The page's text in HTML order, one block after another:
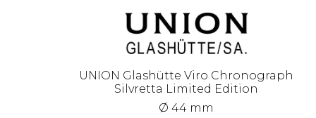
UNION Glashütte Viro Chronograph
Silvretta Limited Edition
Ø 44 mm